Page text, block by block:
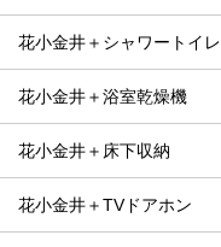
花小金井＋シャワートイレ
花小金井＋浴室乾燥機
花小金井＋床下収納
花小金井＋TVドアホン